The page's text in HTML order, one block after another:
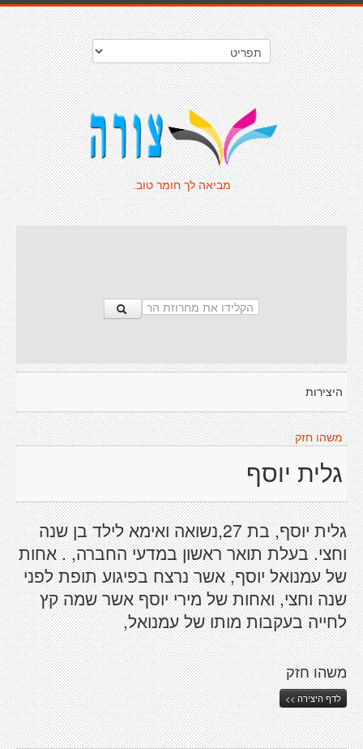
מביאה לך חומר טוב.
היצירות
משהו חזק
גלית יוסף
גלית יוסף, בת 27,נשואה ואימא לילד בן שנה
וחצי. בעלת תואר ראשון במדעי החברה, . אחות
של עמנואל יוסף, אשר נרצח בפיגוע תופת לפני
שנה וחצי, ואחות של מירי יוסף אשר שמה קץ
לחייה בעקבות מותו של עמנואל,
משהו חזק
לדף היצירה >>